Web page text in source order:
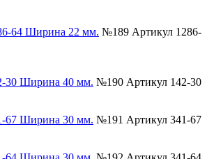
№189 Артикул 1286-
№190 Артикул 142-30
№191 Артикул 341-67